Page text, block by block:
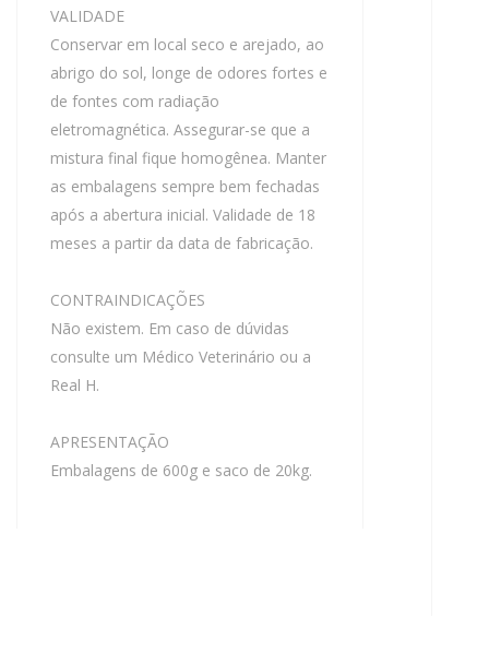
VALIDADE
Conservar em local seco e arejado, ao
abrigo do sol, longe de odores fortes e
de fontes com radiação
eletromagnética. Assegurar-se que a
mistura final fique homogênea. Manter
as embalagens sempre bem fechadas
após a abertura inicial. Validade de 18
meses a partir da data de fabricação.
CONTRAINDICAÇÕES
Não existem. Em caso de dúvidas
consulte um Médico Veterinário ou a
Real H.
APRESENTAÇÃO
Embalagens de 600g e saco de 20kg.